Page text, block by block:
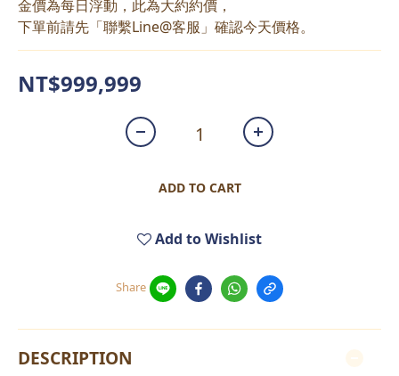
金價為每日浮動，此為大約約價，
下單前請先「聯繫Line@客服」確認今天價格。
NT$999,999
ADD TO CART
Add to Wishlist
Share
DESCRIPTION